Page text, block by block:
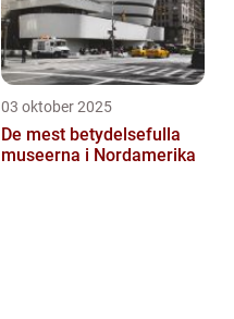
03 oktober 2025
De mest betydelsefulla
museerna i Nordamerika